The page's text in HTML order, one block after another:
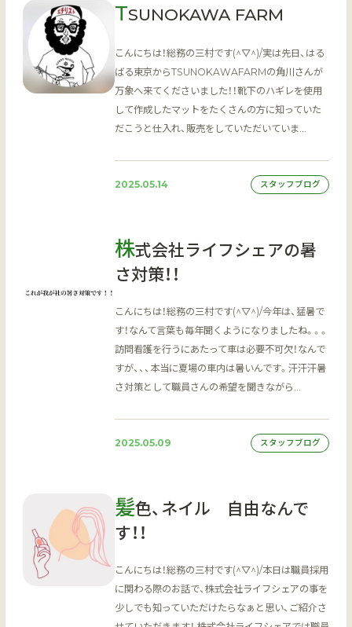
TSUNOKAWA FARM
こんにちは！総務の三村です(^▽^)/実は先日、はる
ばる東京からTSUNOKAWAFARMの角川さんが
万象へ来てくださいました！！靴下のハギレを使用
して作成したマットをたくさんの方に知っていた
だこうと仕入れ、販売をしていただいていま…
2025.05.14 スタッフブログ
株式会社ライフシェアの暑
さ対策！！
こんにちは！総務の三村です(^▽^)/今年は、猛暑で
す！なんて言葉も毎年聞くようになりましたね。。。
訪問看護を行うにあたって車は必要不可欠！なんで
すが、、、本当に夏場の車内は暑いんです。汗汗汗暑
さ対策として職員さんの希望を聞きながら…
2025.05.09 スタッフブログ
髪色、ネイル 自由なんで
す！！
こんにちは！総務の三村です(^▽^)/本日は職員採用
に関わる際のお話で、株式会社ライフシェアの事を
少しでも知っていただけたらなぁと思い、ご紹介さ